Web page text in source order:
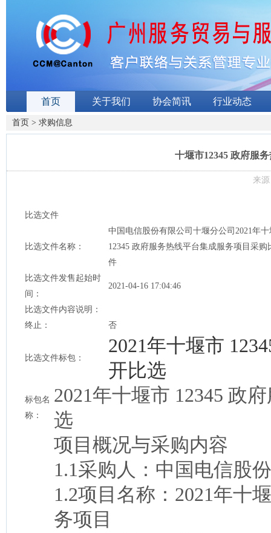
首页 关于我们 协会简讯 行业动态
首页 > 求购信息
十堰市12345 政府服
来
比选文件
比选文件名称：
中国电信股份有限公司十堰分公司2021年十
12345 政府服务热线平台集成服务项目采购
件
比选文件发售起始时
间：
2021-04-16 17:04:46
比选文件内容说明：
终止：
否
比选文件标包：
2021年十堰市
开比选
标包名
称：
2021年十堰市 12345 政
选
项目概况与采购内容
1.1采购人：中国电信股
1.2项目名称：2021年十
务项目